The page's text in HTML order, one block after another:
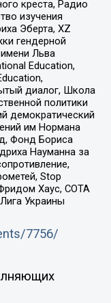
креста, Радио
изучения
Эберта, XZ
гендерной
Льва
Education,
диалог, Школа
политики
демократический
им Нормана
Фонд Бориса
Науманна за
Stop
Хаус, СОТА
Украины
7756/